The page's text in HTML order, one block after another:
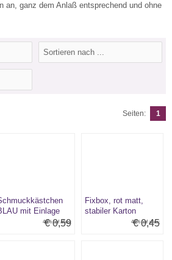
an, ganz dem Anlaß entsprechend und ohne
Seiten: 1
mit Einlage
40% auf alles:
€ 0,59
Fixbox, rot matt,
stabiler Karton
40% auf alles:
€ 0,45